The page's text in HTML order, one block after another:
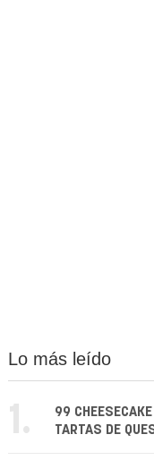
Lo más leído
1.
99
TARTAS DE